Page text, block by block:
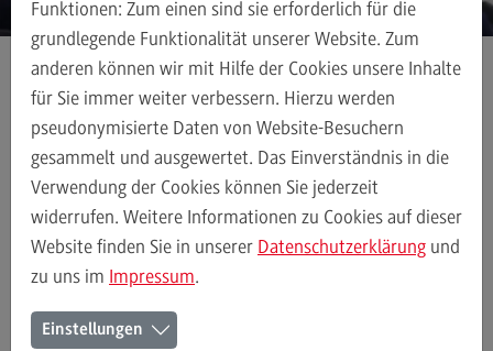
Accounting, Controlling, Taxation
Accounting, Controlling, Taxation
Modulangebot
Berufsperspektiven
Kontakt
Advanced Practice in Healthcare
Advanced Practice in Healthcare
Rahmenbedingungen
Anmeldung Infoveranstaltungen Infoveranstaltung Mannheim
Informationsveranstaltung zum
Masterstudienangebot an der
DHBW Mannheim
Funktionen: Zum einen sind sie erforderlich für die
grundlegende Funktionalität unserer Website. Zum
anderen können wir mit Hilfe der Cookies unsere Inhalte
für Sie immer weiter verbessern. Hierzu werden
pseudonymisierte Daten von Website-Besuchern
gesammelt und ausgewertet. Das Einverständnis in die
Verwendung der Cookies können Sie jederzeit
widerrufen. Weitere Informationen zu Cookies auf dieser
Website finden Sie in unserer Datenschutzerklärung und
zu uns im Impressum.
Einstellungen